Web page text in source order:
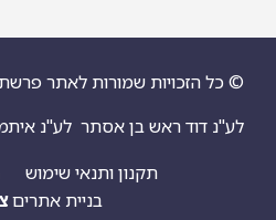
שמורות לאתר פרשת יהדות
ראש בן אסתר לע"נ איתמר נסימוב
תקנון ותנאי שימוש
הצהרת
בניית אתריםצריח מדיה